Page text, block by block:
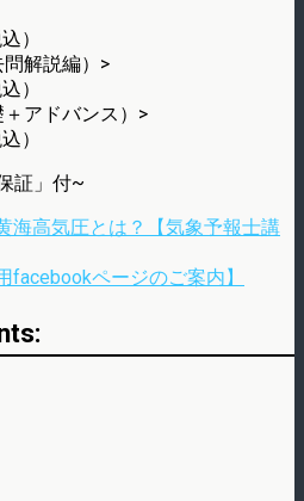
）
解説編）>
）
アドバンス）>
）
証」付~
海高気圧とは？【気象予報士講
facebookページのご案内】